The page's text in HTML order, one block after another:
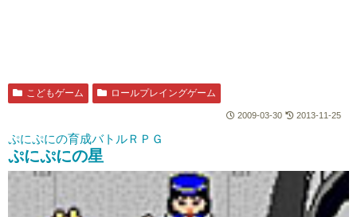
こどもゲーム ロールプレイングゲーム
2009-03-30 2013-11-25
ぷにぷにの育成バトルＲＰＧ
ぷにぷにの星